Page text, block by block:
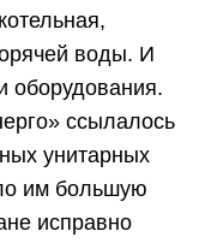
воды. И
оборудования.
ссылалось
унитарных
им большую
исправно